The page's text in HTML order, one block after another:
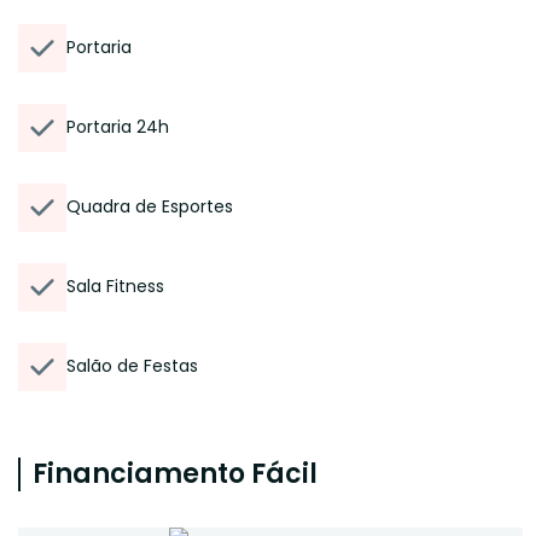
Portaria
Portaria 24h
Quadra de Esportes
Sala Fitness
Salão de Festas
Financiamento Fácil